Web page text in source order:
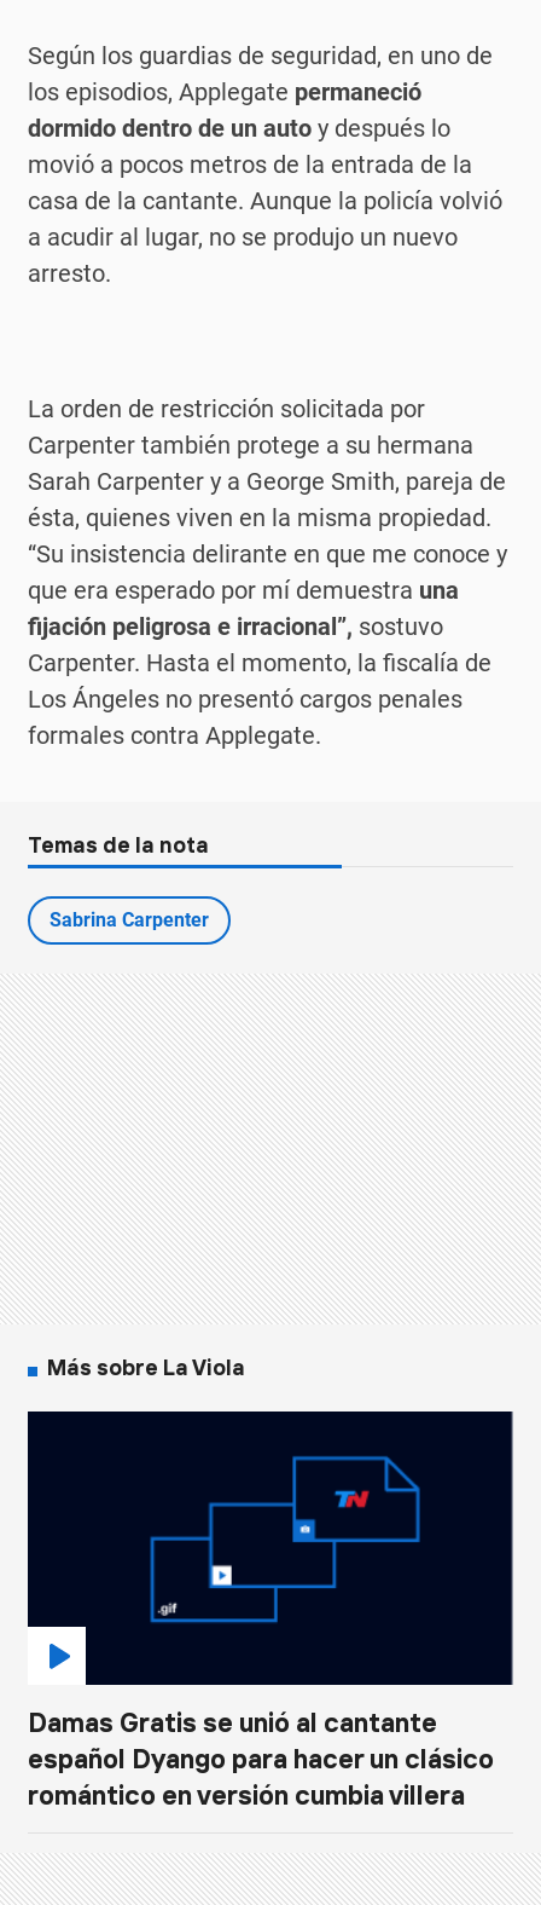
Según los guardias de seguridad, en uno de
los episodios, Applegate permaneció
dormido dentro de un auto y después lo
movió a pocos metros de la entrada de la
casa de la cantante. Aunque la policía volvió
a acudir al lugar, no se produjo un nuevo
arresto.
La orden de restricción solicitada por
Carpenter también protege a su hermana
Sarah Carpenter y a George Smith, pareja de
ésta, quienes viven en la misma propiedad.
“Su insistencia delirante en que me conoce y
que era esperado por mí demuestra una
fijación peligrosa e irracional”, sostuvo
Carpenter. Hasta el momento, la fiscalía de
Los Ángeles no presentó cargos penales
formales contra Applegate.
Temas de la nota
Sabrina Carpenter
Más sobre La Viola
Damas Gratis se unió al cantante
español Dyango para hacer un clásico
romántico en versión cumbia villera